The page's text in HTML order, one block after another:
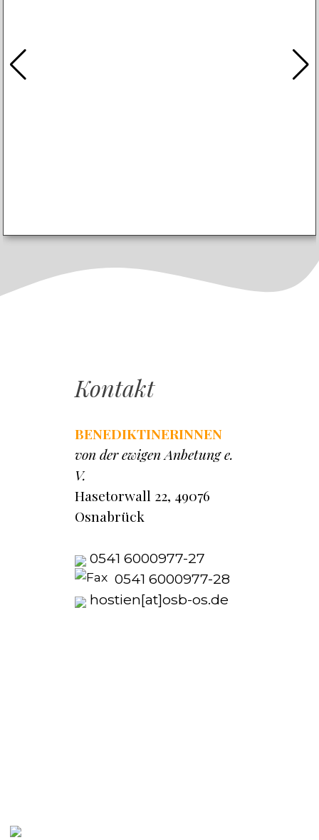
Kontakt
BENEDIKTINERINNEN
von der ewigen Anbetung e.
V.
Hasetorwall 22, 49076
Osnabrück
0541 6000977-27
0541 6000977-28
hostien[at]osb-os.de